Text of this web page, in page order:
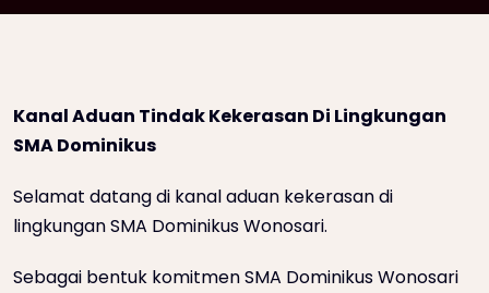
Kanal Aduan Tindak Kekerasan Di Lingkungan
SMA Dominikus
Selamat datang di kanal aduan kekerasan di
lingkungan SMA Dominikus Wonosari.
Sebagai bentuk komitmen SMA Dominikus Wonosari